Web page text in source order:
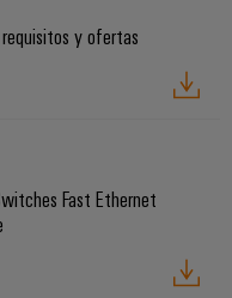
y ofertas
Fast Ethernet